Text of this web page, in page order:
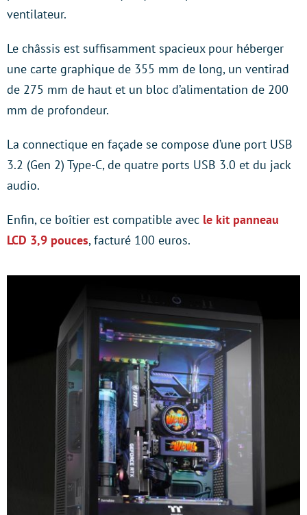
ventilateur.
Le châssis est suffisamment spacieux pour héberger
une carte graphique de 355 mm de long, un ventirad
de 275 mm de haut et un bloc d’alimentation de 200
mm de profondeur.
La connectique en façade se compose d’une port USB
3.2 (Gen 2) Type-C, de quatre ports USB 3.0 et du jack
audio.
Enfin, ce boîtier est compatible avec le kit panneau
LCD 3,9 pouces, facturé 100 euros.